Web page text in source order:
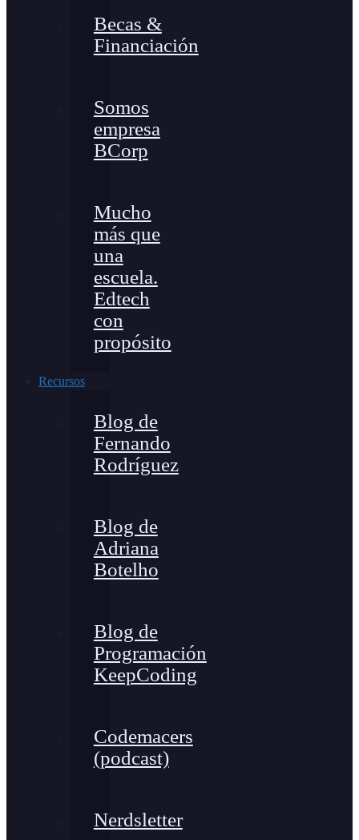
Becas &
Financiación
Somos
empresa
BCorp
Mucho
más que
una
escuela.
Edtech
con
propósito
Recursos
Blog de
Fernando
Rodríguez
Blog de
Adriana
Botelho
Blog de
Programación
KeepCoding
Codemacers
(podcast)
Nerdsletter